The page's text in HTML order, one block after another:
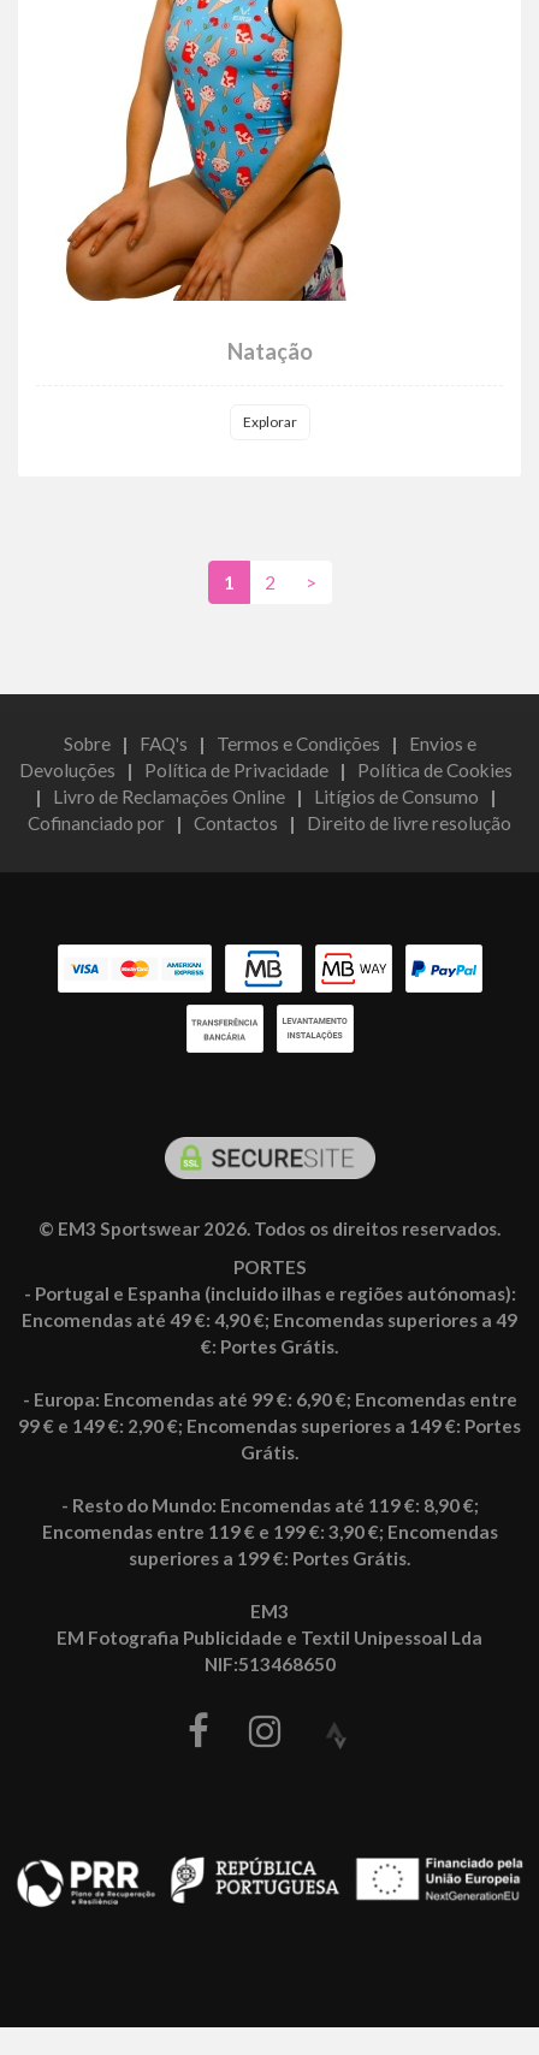
Natação
Explorar
1 2 >
Sobre| FAQ's | Termos e Condições | Envios e
Devoluções | Política de Privacidade | Política de Cookies
| Livro de Reclamações Online | Litígios de Consumo |
Cofinanciado por | Contactos | Direito de livre resolução
© EM3 Sportswear 2026. Todos os direitos reservados.
PORTES
- Portugal e Espanha (incluido ilhas e regiões autónomas):
Encomendas até 49 €: 4,90 €; Encomendas superiores a 49
€: Portes Grátis.
- Europa: Encomendas até 99 €: 6,90 €; Encomendas entre
99 € e 149 €: 2,90 €; Encomendas superiores a 149 €: Portes
Grátis.
- Resto do Mundo: Encomendas até 119 €: 8,90 €;
Encomendas entre 119 € e 199 €: 3,90 €; Encomendas
superiores a 199 €: Portes Grátis.
EM3
EM Fotografia Publicidade e Textil Unipessoal Lda
NIF:513468650